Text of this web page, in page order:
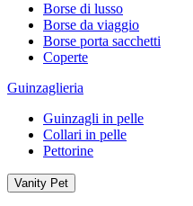
Borse di lusso
Borse da viaggio
Borse porta sacchetti
Coperte
Guinzaglieria
Guinzagli in pelle
Collari in pelle
Pettorine
Vanity Pet